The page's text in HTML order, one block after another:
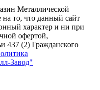
Металлической
то, что данный сайт
характер и ни при
офертой,
437 (2) Гражданского
Завод"